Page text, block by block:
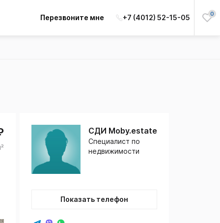
Перезвоните мне +7 (4012) 52-15-05 0
СДИ Moby.estate
Специалист по
недвижимости
Показать телефон